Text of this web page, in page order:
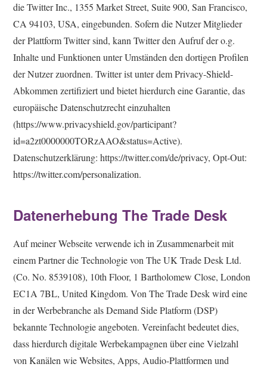
die Twitter Inc., 1355 Market Street, Suite 900, San Francisco,
CA 94103, USA, eingebunden. Sofern die Nutzer Mitglieder
der Plattform Twitter sind, kann Twitter den Aufruf der o.g.
Inhalte und Funktionen unter Umständen den dortigen Profilen
der Nutzer zuordnen. Twitter ist unter dem Privacy-Shield-
Abkommen zertifiziert und bietet hierdurch eine Garantie, das
europäische Datenschutzrecht einzuhalten
(https://www.privacyshield.gov/participant?
id=a2zt0000000TORzAAO&status=Active).
Datenschutzerklärung: https://twitter.com/de/privacy, Opt-Out:
https://twitter.com/personalization.
Datenerhebung The Trade Desk
Auf meiner Webseite verwende ich in Zusammenarbeit mit
einem Partner die Technologie von The UK Trade Desk Ltd.
(Co. No. 8539108), 10th Floor, 1 Bartholomew Close, London
EC1A 7BL, United Kingdom. Von The Trade Desk wird eine
in der Werbebranche als Demand Side Platform (DSP)
bekannte Technologie angeboten. Vereinfacht bedeutet dies,
dass hierdurch digitale Werbekampagnen über eine Vielzahl
von Kanälen wie Websites, Apps, Audio-Plattformen und